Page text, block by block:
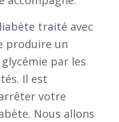
traité avec
produire un
par les
Il est
votre
Nous allons